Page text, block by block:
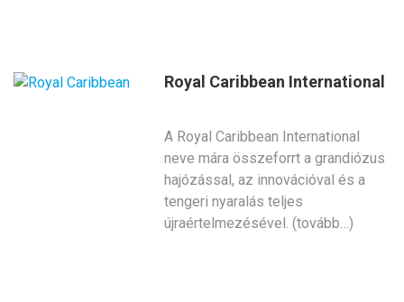
Royal Caribbean International
A Royal Caribbean International
neve mára összeforrt a grandiózus
hajózással, az innovációval és a
tengeri nyaralás teljes
újraértelmezésével. (tovább…)